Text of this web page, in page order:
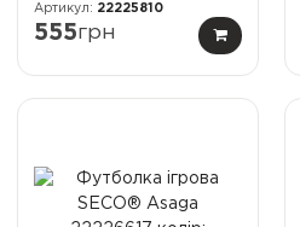
22225810
555грн